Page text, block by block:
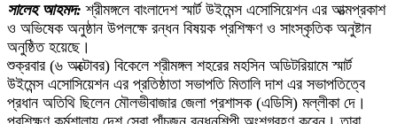
সালেহ আহমদ:শ্রীমঙ্গলে বাংলাদেশ স্মার্ট উইমেন্স এসোসিয়েশন এর আত্মপ্রকাশ
ও অভিষেক অনুষ্ঠান উপলক্ষে রন্ধন বিষয়ক প্রশিক্ষণ ও সাংস্কৃতিক অনুষ্টান
অনুষ্ঠিত হয়েছে।
শুক্রবার (৬ অক্টোবর) বিকেলে শ্রীমঙ্গল শহরের মহসিন অডিটরিয়ামে স্মার্ট
উইমেন্স এসোসিয়েশন এর প্রতিষ্ঠাতা সভাপতি মিতালি দাশ এর সভাপতিত্বে
প্রধান অতিথি ছিলেন মৌলভীবাজার জেলা প্রশাসক (এডিসি) মল্লীকা দে।